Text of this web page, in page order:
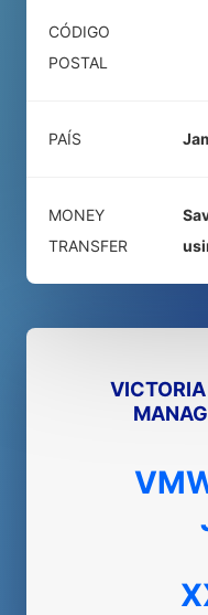
CÓDIGO
POSTAL
PAÍS
MONEY
TRANSFER